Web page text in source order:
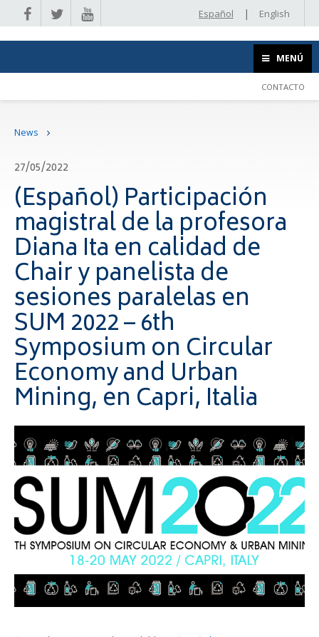
Español | English
MENÚ
CONTACTO
News
27/05/2022
(Español) Participación
magistral de la profesora
Diana Ita en calidad de
Chair y panelista de
sesiones paralelas en
SUM 2022 – 6th
Symposium on Circular
Economy and Urban
Mining, en Capri, Italia